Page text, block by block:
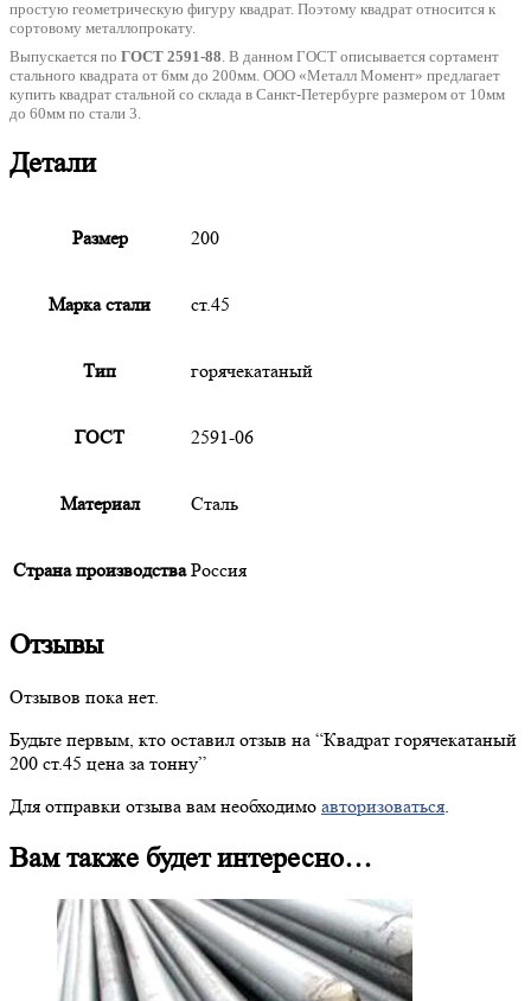
простую геометрическую фигуру квадрат. Поэтому квадрат относится к
сортовому металлопрокату.
Выпускается по ГОСТ 2591-88. В данном ГОСТ описывается сортамент
стального квадрата от 6мм до 200мм. ООО «Металл Момент» предлагает
купить квадрат стальной со склада в Санкт-Петербурге размером от 10мм
до 60мм по стали 3.
Детали
Размер 200
Марка стали ст.45
Тип горячекатаный
ГОСТ 2591-06
Материал Сталь
Страна производства Россия
Отзывы
Отзывов пока нет.
Будьте первым, кто оставил отзыв на “Квадрат горячекатаный
200 ст.45 цена за тонну”
Для отправки отзыва вам необходимо авторизоваться
Вам также будет интересно…